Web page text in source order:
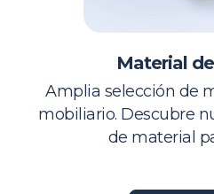
Material
Amplia selección de
mobiliario. Descubre
de material